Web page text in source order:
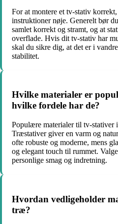
For at montere et tv-stativ
instruktioner nøje. Generelt bør
samlet korrekt og stramt, og at
overflade. Hvis dit tv-stativ har
skal du sikre dig, at det er i
stabilitet.
Hvilke materialer er
hvilke fordele har de?
Populære materialer til tv-stativer
Træstativer giver en varm og
ofte robuste og moderne, mens
og elegant touch til rummet.
personlige smag og indretning.
Hvordan vedligeholder
træ?